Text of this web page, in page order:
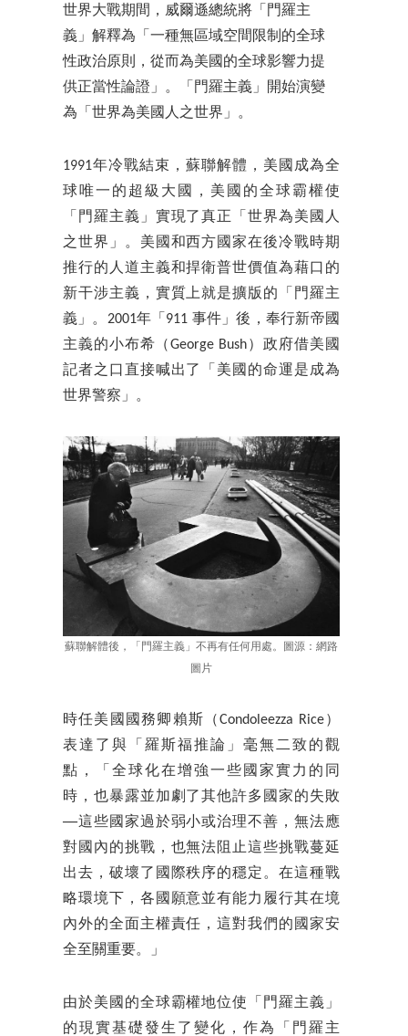
世界大戰期間，威爾遜總統將「門羅主
義」解釋為「一種無區域空間限制的全球
性政治原則，從而為美國的全球影響力提
供正當性論證」。「門羅主義」開始演變
為「世界為美國人之世界」。
1991年冷戰結束，蘇聯解體，美國成為全
球唯一的超級大國，美國的全球霸權使
「門羅主義」實現了真正「世界為美國人
之世界」。美國和西方國家在後冷戰時期
推行的人道主義和捍衛普世價值為藉口的
新干涉主義，實質上就是擴版的「門羅主
義」。2001年「911 事件」後，奉行新帝國
主義的小布希（George Bush）政府借美國
記者之口直接喊出了「美國的命運是成為
世界警察」。
蘇聯解體後，「門羅主義」不再有任何用處。圖源：網路
圖片
時任美國國務卿賴斯（Condoleezza Rice）
表達了與「羅斯福推論」毫無二致的觀
點，「全球化在增強一些國家實力的同
時，也暴露並加劇了其他許多國家的失敗
──這些國家過於弱小或治理不善，無法應
對國內的挑戰，也無法阻止這些挑戰蔓延
出去，破壞了國際秩序的穩定。在這種戰
略環境下，各國願意並有能力履行其在境
內外的全面主權責任，這對我們的國家安
全至關重要。」
由於美國的全球霸權地位使「門羅主義」
的現實基礎發生了變化，作為「門羅主